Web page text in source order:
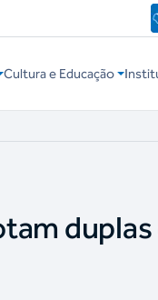
Cultura e Educação
duplas